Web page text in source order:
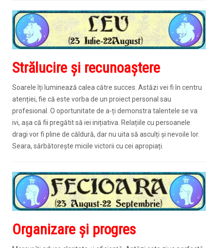
Strălucire și recunoaștere
Soarele îți luminează calea către succes. Astăzi vei fi în centru
atenției, fie că este vorba de un proiect personal sau
profesional. O oportunitate de a-ți demonstra talentele se va
ivi, așa că fii pregătit să iei inițiativa. Relațiile cu persoanele
dragi vor fi pline de căldură, dar nu uita să asculți și nevoile lor.
Seara, sărbătorește micile victorii cu cei apropiați.
Organizare și progres